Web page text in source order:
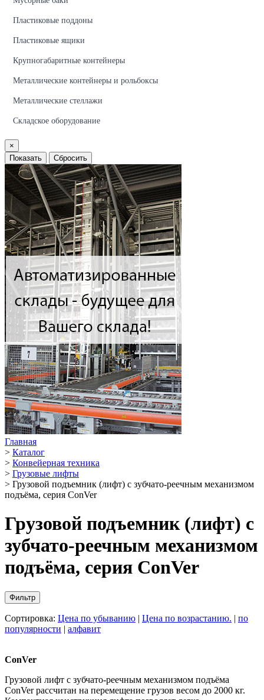
Пластиковые поддоны
Пластиковые ящики
Крупногабаритные контейнеры
Металлические контейнеры и рольбоксы
Металлические стеллажи
Складское оборудование
×
Показать
Сбросить
Главная
> Каталог
> Конвейерная техника
> Грузовые лифты
> Грузовой подъемник (лифт) с зубчато-реечным механизмом
подъёма, серия ConVer
Грузовой подъемник (лифт) с
зубчато-реечным механизмом
подъёма, серия ConVer
Фильтр
Сортировка: Цена по убыванию | Цена по возрастанию. | по
популярности | алфавит
ConVer
Грузовой лифт с зубчато-реечным механизмом подъёма
ConVer рассчитан на перемещение грузов весом до 2000 кг.